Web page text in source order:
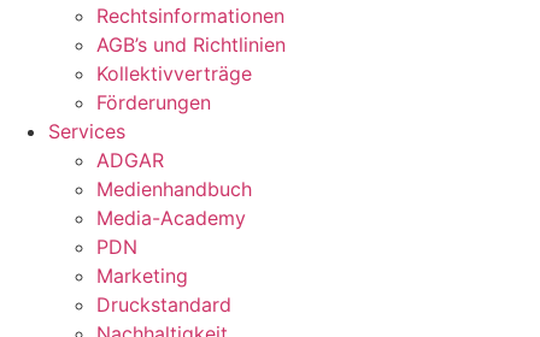
Rechtsinformationen
AGB’s und Richtlinien
Kollektivverträge
Förderungen
Services
ADGAR
Medienhandbuch
Media-Academy
PDN
Marketing
Druckstandard